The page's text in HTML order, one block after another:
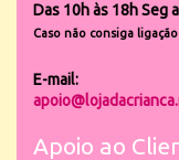
Das 10h às 18h Seg
Caso não consiga
E-mail:
Apoio ao